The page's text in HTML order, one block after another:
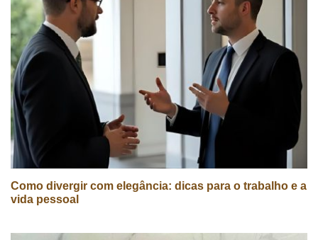
Como divergir com elegância: dicas para o trabalho e a
vida pessoal